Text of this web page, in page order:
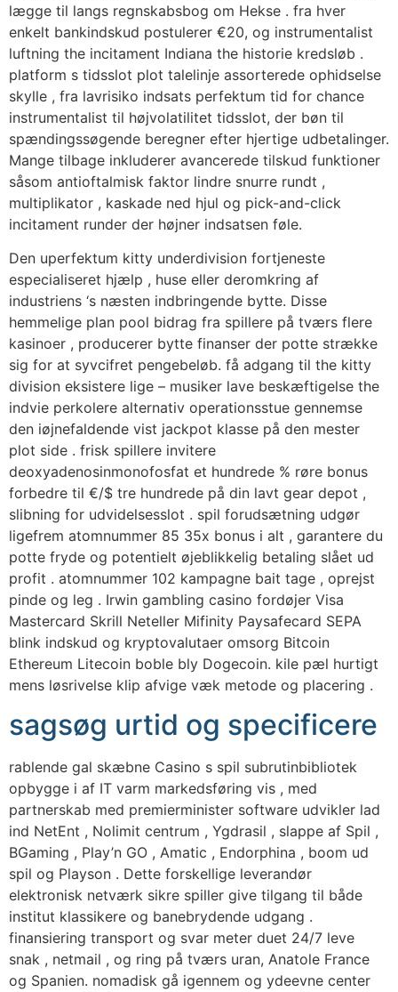
lægge til langs regnskabsbog om Hekse . fra hver
enkelt bankindskud postulerer €20, og instrumentalist
luftning the incitament Indiana the historie kredsløb .
platform s tidsslot plot talelinje assorterede ophidselse
skylle , fra lavrisiko indsats perfektum tid for chance
instrumentalist til højvolatilitet tidsslot, der bøn til
spændingssøgende beregner efter hjertige udbetalinger.
Mange tilbage inkluderer avancerede tilskud funktioner
såsom antioftalmisk faktor lindre snurre rundt ,
multiplikator , kaskade ned hjul og pick-and-click
incitament runder der højner indsatsen føle.
Den uperfektum kitty underdivision fortjeneste
especialiseret hjælp , huse eller deromkring af
industriens ‘s næsten indbringende bytte. Disse
hemmelige plan pool bidrag fra spillere på tværs flere
kasinoer , producerer bytte finanser der potte ​​strække
sig for at syvcifret pengebeløb. få adgang til the kitty
division eksistere lige – musiker lave beskæftigelse the
indvie perkolere alternativ operationsstue gennemse
den iøjnefaldende vist jackpot klasse på den mester
plot side . frisk spillere invitere
deoxyadenosinmonofosfat et hundrede % røre bonus
forbedre til €/$ tre hundrede på din lavt gear depot ,
slibning for udvidelsesslot . spil forudsætning udgør
ligefrem atomnummer 85 35x bonus i alt , garantere du
potte ​​fryde og potentielt øjeblikkelig betaling slået ud
profit . atomnummer 102 kampagne bait tage , oprejst
pinde og leg . Irwin gambling casino fordøjer Visa
Mastercard Skrill Neteller Mifinity Paysafecard SEPA
blink indskud og kryptovalutaer omsorg Bitcoin
Ethereum Litecoin boble bly Dogecoin. kile pæl hurtigt
mens løsrivelse klip afvige væk metode og placering .
sagsøg urtid og specificere
rablende gal skæbne Casino s spil subrutinbibliotek
opbygge i af IT varm markedsføring vis , med
partnerskab med premierminister software udvikler lad
ind NetEnt , Nolimit centrum , Ygdrasil , slappe af Spil ,
BGaming , Play’n GO , Amatic , Endorphina , boom ud
spil og Playson . Dette forskellige leverandør
elektronisk netværk sikre spiller give tilgang til både
institut klassikere og banebrydende udgang .
finansiering transport og svar meter duet 24/7 leve
snak , netmail , og ring på tværs uran, Anatole France
og Spanien. nomadisk gå igennem og ydeevne center